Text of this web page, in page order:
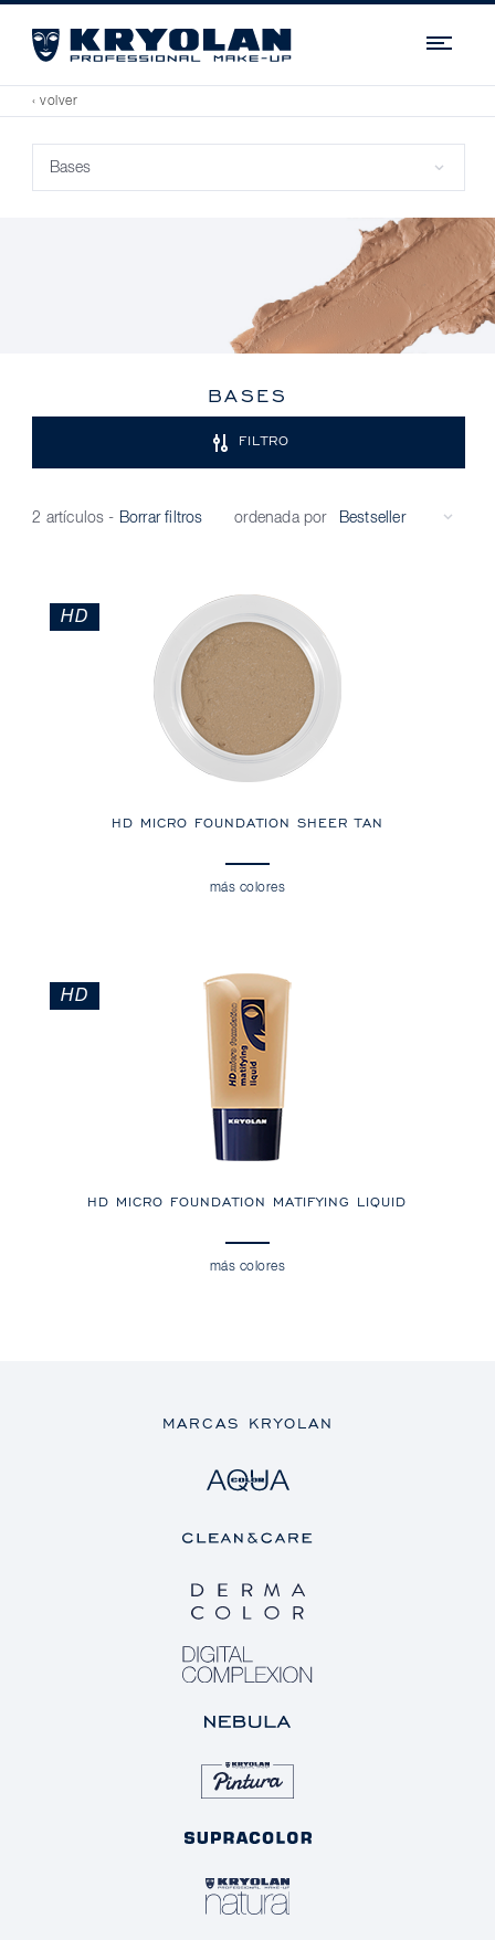
‹ volver
BASES
FILTRO
2 artículos - Borrar filtros ordenada por
HD MICRO FOUNDATION SHEER TAN
más colores
HD
HD MICRO FOUNDATION MATIFYING LIQUID
más colores
HD
MARCAS KRYOLAN